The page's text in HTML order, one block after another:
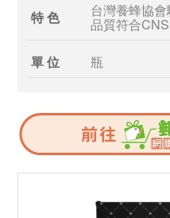
特 色 台灣養蜂協
品質符合
單 位 瓶